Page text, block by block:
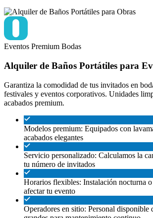
Eventos Premium Bodas
Alquiler de Baños Portátiles para
Garantiza la comodidad de tus invitados en
festivales y eventos corporativos. Unidades
acabados premium.
Modelos premium: Equipados con
acabados elegantes
Servicio personalizado: Calculamos la
tu número de invitados
Horarios flexibles: Instalación nocturna o
afectar tu evento
Operadores en sitio: Personal disponible